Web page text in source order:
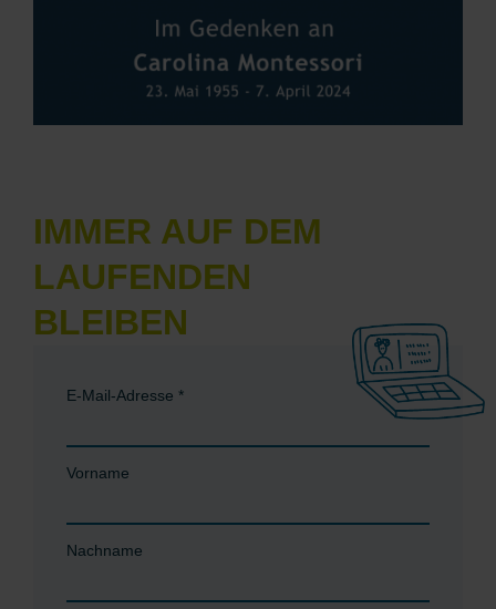
IMMER AUF DEM
LAUFENDEN
BLEIBEN
E-Mail-Adresse *
Vorname
Nachname